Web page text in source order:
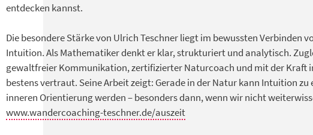
entdecken kannst.
Die besondere Stärke von Ulrich ­Teschner liegt im bewussten Verbinden
Intuition. Als Mathematiker denkt er klar, strukturiert und analytisch.
gewaltfreier Kommunikation, zertifizierter Naturcoach und mit der Kraft
bestens vertraut. Seine Arbeit zeigt: Gerade in der Natur kann Intuition zu
inneren Orientierung werden – besonders dann, wenn wir nicht
www.wandercoaching-teschner.de/auszeit